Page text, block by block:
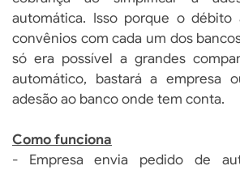
automática. Isso porque o débito
convênios com cada um dos
só era possível a grandes
automático, bastará a empresa
adesão ao banco onde tem conta.
Como funciona
- Empresa envia pedido de